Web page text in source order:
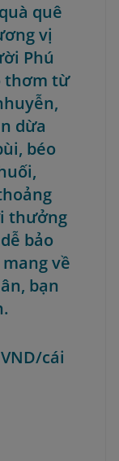
quê
vị
Phú
thơm từ
dừa
béo
thưởng
bảo
về
bạn
cái